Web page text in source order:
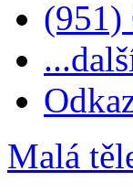
(951)
Malá